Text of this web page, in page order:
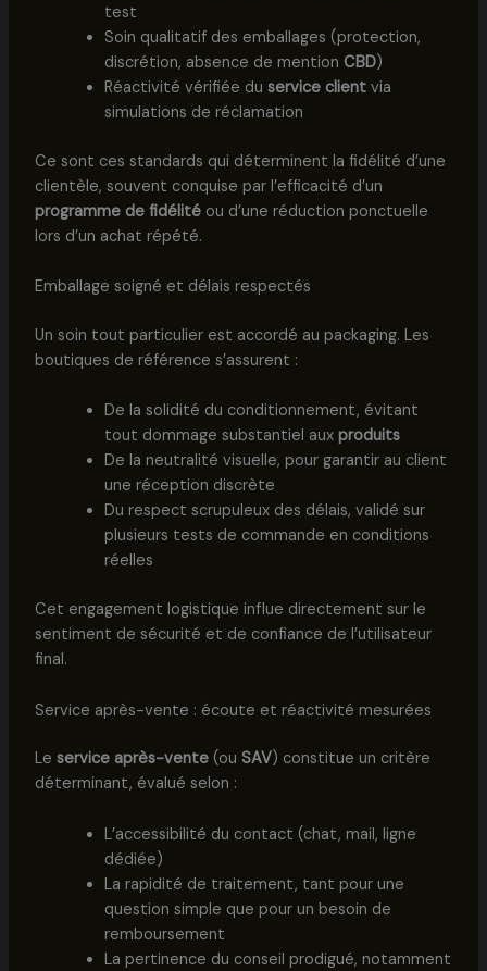
test
Soin qualitatif des emballages (protection,
discrétion, absence de mention CBD)
Réactivité vérifiée du service clientvia
simulations de réclamation
Ce sont ces standards qui déterminent la fidélité d’une
clientèle, souvent conquise par l’efficacité d’un
programme de fidélitéou d’une réduction ponctuelle
lors d’un achat répété.
Emballage soigné et délais respectés
Un soin tout particulier est accordé au packaging. Les
boutiques de référence s’assurent :
De la solidité du conditionnement, évitant
tout dommage substantiel aux produits
De la neutralité visuelle, pour garantir au client
une réception discrète
Du respect scrupuleux des délais, validé sur
plusieurs tests de commande en conditions
réelles
Cet engagement logistique influe directement sur le
sentiment de sécurité et de confiance de l’utilisateur
final.
Service après-vente : écoute et réactivité mesurées
Le service après-vente(ou SAV) constitue un critère
déterminant, évalué selon :
L’accessibilité du contact (chat, mail, ligne
dédiée)
La rapidité de traitement, tant pour une
question simple que pour un besoin de
remboursement
La pertinence du conseil prodigué, notamment